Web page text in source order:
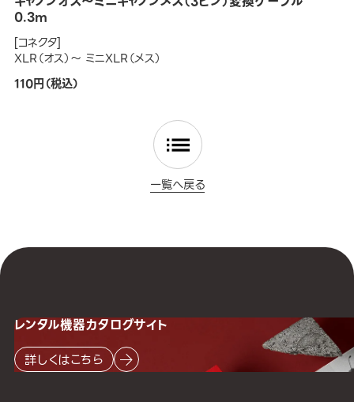
0.3m
[コネクタ]
XLR（オス）～ ミニXLR（メス）
110円（税込）
一覧へ戻る
レンタル機器カタログサイト
詳しくはこちら